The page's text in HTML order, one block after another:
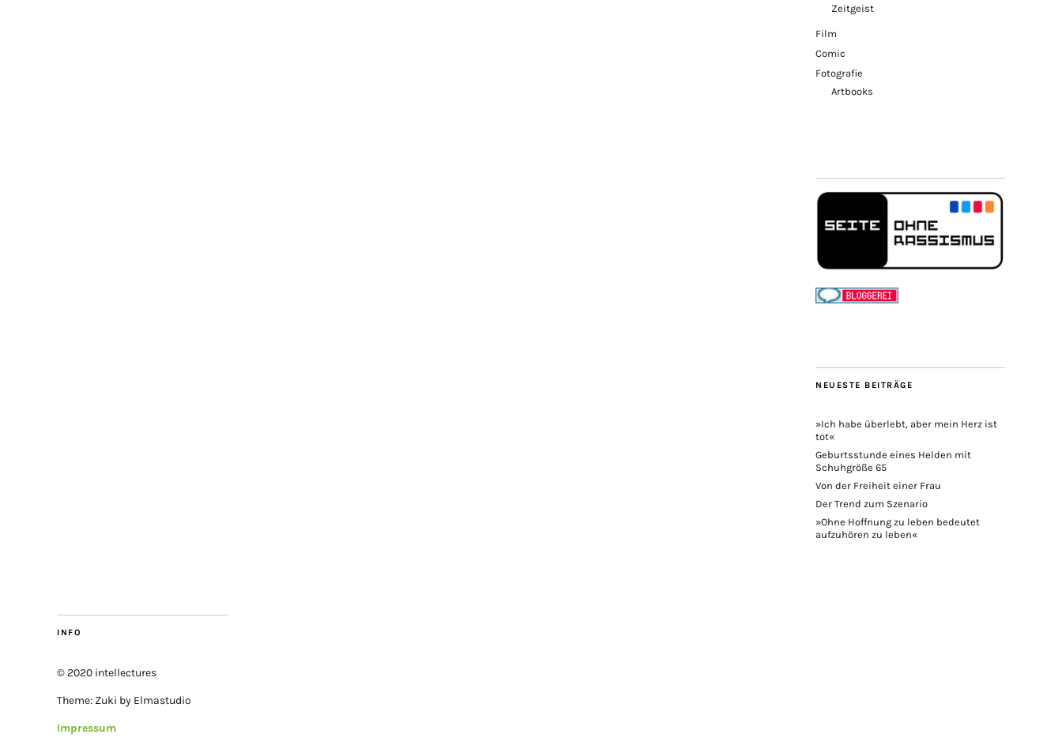
Zeitgeist
Film
Comic
Fotografie
Artbooks
NEUESTE BEITRÄGE
»Ich habe überlebt, aber mein Herz ist
tot«
Geburtsstunde eines Helden mit
Schuhgröße 65
Von der Freiheit einer Frau
Der Trend zum Szenario
»Ohne Hoffnung zu leben bedeutet
aufzuhören zu leben«
INFO
© 2020 intellectures
Theme: Zuki by Elmastudio
Impressum